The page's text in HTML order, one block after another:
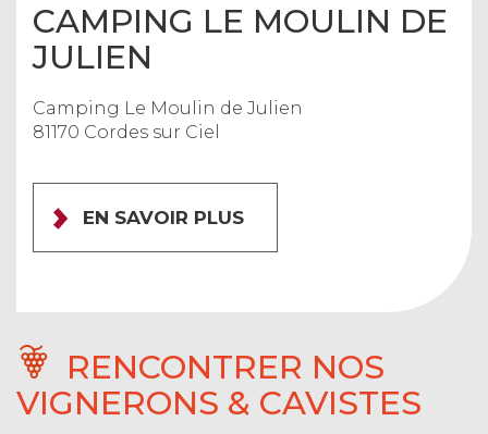
CAMPING LE MOULIN DE
JULIEN
Camping Le Moulin de Julien
81170 Cordes sur Ciel
EN SAVOIR PLUS
RENCONTRER NOS
VIGNERONS & CAVISTES